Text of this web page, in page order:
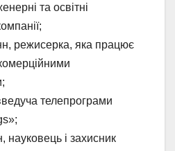
та освітні
режисерка, яка працює
телепрограми
науковець і захисник